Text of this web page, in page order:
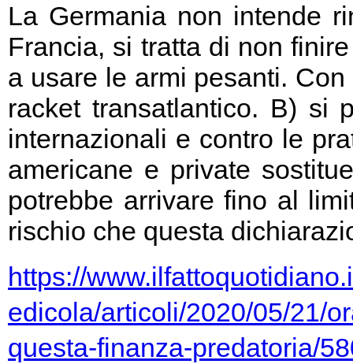
La Germania non intende
Francia, si tratta di non
a usare le armi pesanti.
racket transatlantico. B) si
internazionali e contro le
americane e private
potrebbe arrivare fino al
rischio che questa
https://
edicola/articoli/2020/05/21/
questa-finanza-predatoria/